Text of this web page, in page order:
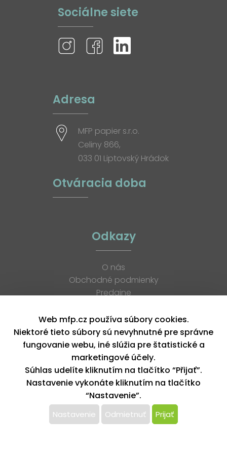
Sociálne siete
Adresa
MFP papier s.r.o.
Celiny 866,
033 01 Liptovský Hrádok
Otváracia doba
Odkazy
O nás
Obchodné podmienky
Predajne
K stiahnutiu
Blog
Kontakt
Kariéra
XML feed
Copyright © 2026, MFP paper s. r. o. | Všetky práva vyhradené
design by MFP
Tento web používa k poskytovaniu služieb,
Web mfp.cz používa súbory cookies.
Niektoré tieto súbory sú nevyhnutné pre správne
fungovanie webu, iné slúžia pre štatistické a
marketingové účely.
Súhlas udelíte kliknutím na tlačítko “Přijať”.
Nastavenie vykonáte kliknutím na tlačítko
“Nastavenie”.
Nastavenie Odmietnuť Prijať